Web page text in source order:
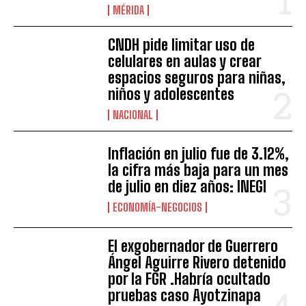
MÉRIDA
CNDH pide limitar uso de
celulares en aulas y crear
espacios seguros para niñas,
niños y adolescentes
NACIONAL
Inflación en julio fue de 3.12%,
la cifra más baja para un mes
de julio en diez años: INEGI
ECONOMÍA-NEGOCIOS
El exgobernador de Guerrero
Ángel Aguirre Rivero detenido
por la FGR .Habría ocultado
pruebas caso Ayotzinapa